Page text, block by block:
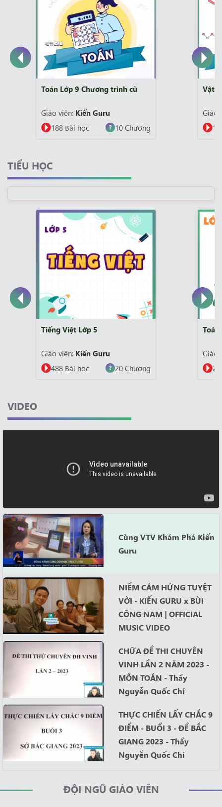
Vật Lý Lớp 9
Giáo viên:Kiến Guru
112 Bài học
5 Chương
TIỂU HỌC
20 Chương
Giáo viên:
221 Bài học
6 Chương
VIDEO
Cùng VTV Khám Phá Kiến
Guru
NIỀM CẢM HỨNG TUYỆT
VỜI - KIẾN GURU x BÙI
CÔNG NAM | OFFICIAL
MUSIC VIDEO
CHỮA ĐỀ THI CHUYÊN
VINH LẦN 2 NĂM 2023 -
MÔN TOÁN - Thầy
Nguyễn Quốc Chí
THỰC CHIẾN LẤY CHẮC 9
ĐIỂM - BUỔI 3 - ĐỀ BẮC
GIANG 2023 - Thầy
Nguyễn Quốc Chí
Câu Phân Tích số liệu
ĐỘI NGŨ GIÁO VIÊN